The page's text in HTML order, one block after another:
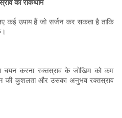
की रोकथाम
कई उपाय हैं जो सर्जन कर सकता है ताकि
करना रक्तस्राव के जोखिम को कम
की कुशलता और उसका अनुभव रक्तस्राव